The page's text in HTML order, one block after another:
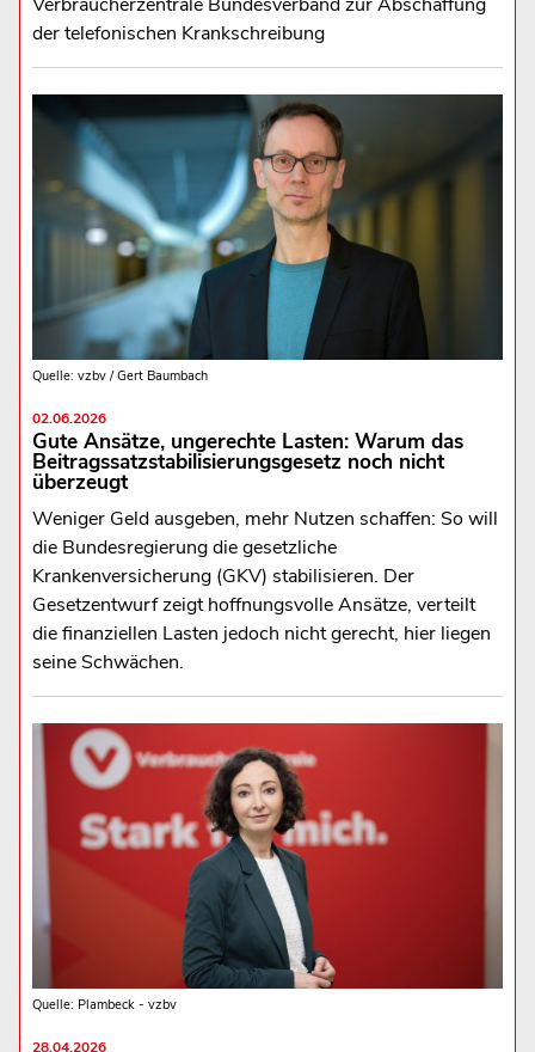
der telefonischen Krankschreibung
Quelle: vzbv / Gert Baumbach
02.06.2026
Gute Ansätze, ungerechte Lasten: Warum das
Beitragssatzstabilisierungsgesetz noch nicht
überzeugt
Weniger Geld ausgeben, mehr Nutzen schaffen: So will
die Bundesregierung die gesetzliche
Krankenversicherung (GKV) stabilisieren. Der
Gesetzentwurf zeigt hoffnungsvolle Ansätze, verteilt
die finanziellen Lasten jedoch nicht gerecht, hier liegen
seine Schwächen.
Quelle: Plambeck - vzbv
28.04.2026